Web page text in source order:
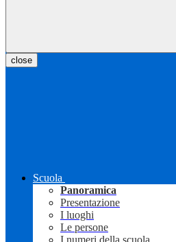
close
Scuola
Panoramica
Presentazione
I luoghi
Le persone